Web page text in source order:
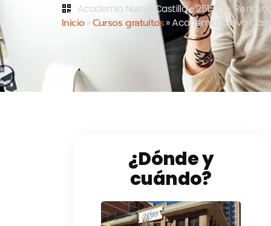
Academia Nueva Castilla - 251332 -
Inicio»Cursos gratuitos»Academia Nueva
¿Dónde y
cuándo?